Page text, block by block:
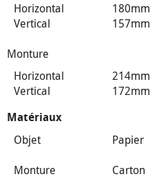
Horizontal
180mm
Vertical
157mm
Monture
Horizontal
214mm
Vertical
172mm
Matériaux
Objet
Papier
Monture
Carton